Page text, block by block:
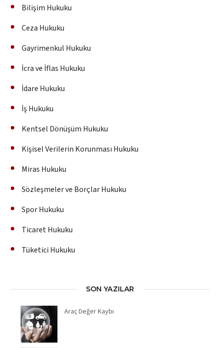
Bilişim Hukuku
Ceza Hukuku
Gayrimenkul Hukuku
İcra ve İflas Hukuku
İdare Hukuku
İş Hukuku
Kentsel Dönüşüm Hukuku
Kişisel Verilerin Korunması Hukuku
Miras Hukuku
Sözleşmeler ve Borçlar Hukuku
Spor Hukuku
Ticaret Hukuku
Tüketici Hukuku
SON YAZILAR
Araç Değer Kaybı